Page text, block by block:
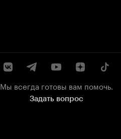
Мы всегда готовы вам помочь.
Задать вопрос